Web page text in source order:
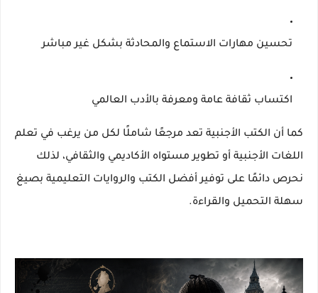
تحسين مهارات الاستماع والمحادثة بشكل غير مباشر
اكتساب ثقافة عامة ومعرفة بالأدب العالمي
كما أن الكتب الأجنبية تعد مرجعًا شاملًا لكل من يرغب في تعلم
اللغات الأجنبية أو تطوير مستواه الأكاديمي والثقافي، لذلك
نحرص دائمًا على توفير أفضل الكتب والروايات التعليمية بصيغ
سهلة التحميل والقراءة.